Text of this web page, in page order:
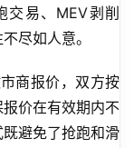
易、MEV剥削
尽如人意。
商报价，双方按
价在有效期内不
避免了抢跑和滑